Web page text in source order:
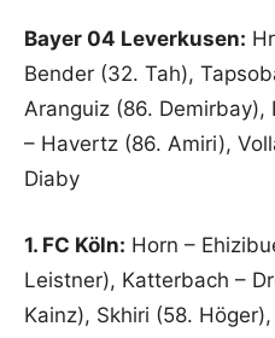
Bayer 04 Leverkusen:
Bender (32. Tah),
Aranguiz (86. Demirbay),
– Havertz (86. Amiri),
Diaby
1. FC Köln: Horn –
Leistner), Katterbach –
Kainz), Skhiri (58.